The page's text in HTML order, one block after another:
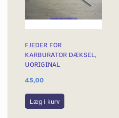
FJEDER FOR
KARBURATOR DÆKSEL,
UORIGINAL
45,00
Læg i kurv